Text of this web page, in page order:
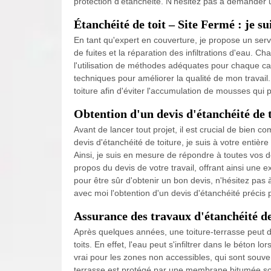
Étanchéité de toit – Site Fermé : je
En tant qu'expert en couverture, je propose un
de fuites et la réparation des infiltrations d'eau.
l'utilisation de méthodes adéquates pour chaque
techniques pour améliorer la qualité de mon
toiture afin d'éviter l'accumulation de mousses qui
Obtention d'un devis d'étanchéité
Avant de lancer tout projet, il est crucial de bien
devis d'étanchéité de toiture, je suis à votre
Ainsi, je suis en mesure de répondre à toutes vos
propos du devis de votre travail, offrant ainsi une
pour être sûr d'obtenir un bon devis, n'hésitez
avec moi l'obtention d'un devis d'étanchéité précis
Assurance des travaux d'étanchéité
Après quelques années, une toiture-terrasse peut
toits. En effet, l'eau peut s'infiltrer dans le béton
vrai pour les zones non accessibles, qui sont